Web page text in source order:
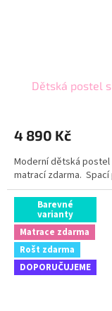
Dětská postel
4 890 Kč
Moderní dětská
matrací zdarma. Spací
Barevné
varianty
Matrace zdarma
Rošt zdarma
DOPORUČUJEME